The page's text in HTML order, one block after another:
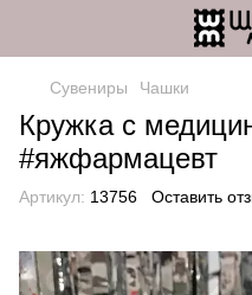
Сувениры Чашки
Кружка с
#яжфармацевт
Артикул: 13756 Оставить